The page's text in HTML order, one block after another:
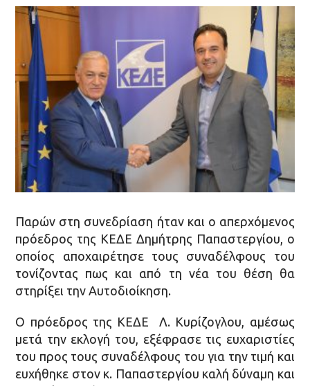
Παρών στη συνεδρίαση ήταν και ο απερχόμενος
πρόεδρος της ΚΕΔΕ Δημήτρης Παπαστεργίου, ο
οποίος αποχαιρέτησε τους συναδέλφους του
τονίζοντας πως και από τη νέα του θέση θα
στηρίξει την Αυτοδιοίκηση.
Ο πρόεδρος της ΚΕΔΕ Λ. Κυρίζογλου, αμέσως
μετά την εκλογή του, εξέφρασε τις ευχαριστίες
του προς τους συναδέλφους του για την τιμή και
ευχήθηκε στον κ. Παπαστεργίου καλή δύναμη και